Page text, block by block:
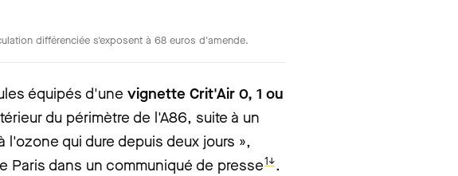
différenciée s'exposent à 68 euros d'amende.
équipés d'une vignette Crit'Air 0, 1 ou
du périmètre de l'A86, suite à un
qui dure depuis deux jours »,
Paris dans un communiqué de presse1↓.